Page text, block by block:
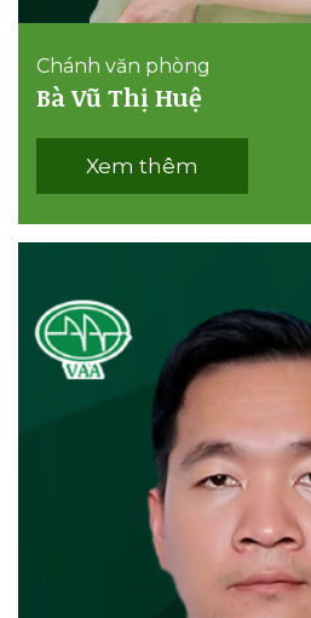
Chánh văn phòng
Bà Vũ Thị Huệ
Xem thêm